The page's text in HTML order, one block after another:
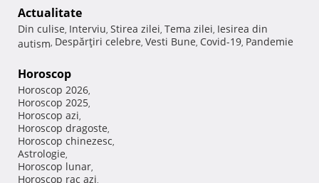
Actualitate
Din culise, Interviu, Stirea zilei, Tema zilei, Iesirea din
autism, Despărţiri celebre, Vesti Bune, Covid-19, Pandemie
Horoscop
Horoscop 2026,
Horoscop 2025,
Horoscop azi,
Horoscop dragoste,
Horoscop chinezesc,
Astrologie,
Horoscop lunar,
Horoscop rac azi,